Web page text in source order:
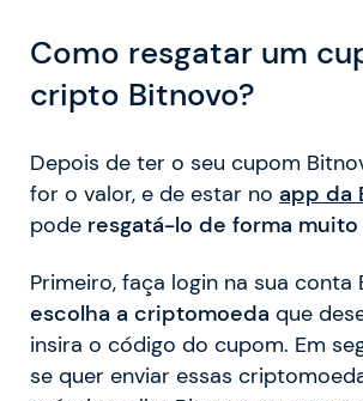
Como resgatar um
cripto Bitnovo?
Depois de ter o seu cupom
for o valor, e de estar no app da
pode resgatá-lo de forma
Primeiro, faça login na sua conta
escolha a criptomoeda que
insira o código do cupom. Em
se quer enviar essas